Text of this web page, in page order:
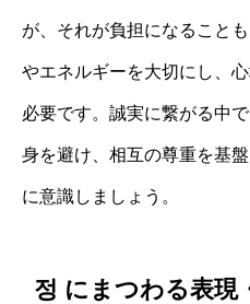
が、それが負担になること
やエネルギーを大切にし、
必要です。誠実に繋がる中
身を避け、相互の尊重を基
に意識しましょう。
정 にまつわる表現